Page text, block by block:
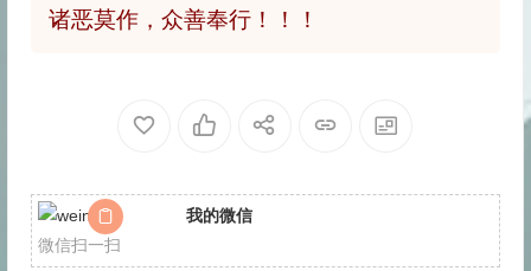
诸恶莫作，众善奉行！！！
我的微信
微信扫一扫